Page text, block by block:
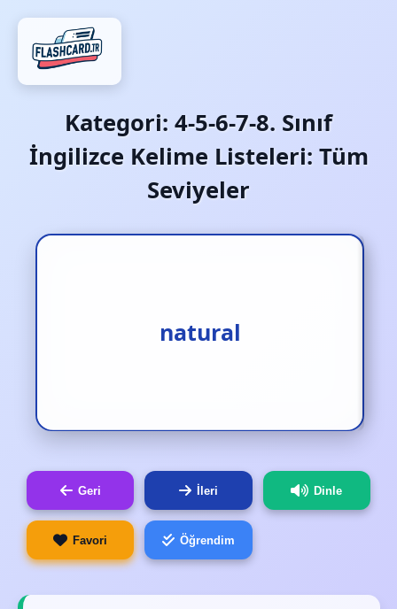
Kategori: 4-5-6-7-8. Sınıf
İngilizce Kelime Listeleri: Tüm
Seviyeler
natural
doğal
Geri İleri Dinle
Favori Öğrendim